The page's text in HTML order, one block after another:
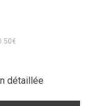
détaillée